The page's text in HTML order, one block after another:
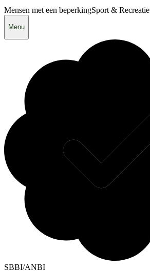
Mensen met een beperkingSport & Recreatie
Menu
SBBI/ANBI